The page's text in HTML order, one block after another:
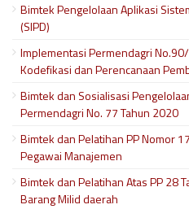
Bimtek Pengelolaan Aplikasi
(SIPD)
Implementasi Permendagri
Kodefikasi dan Perencanaan
Bimtek dan Sosialisasi
Permendagri No. 77 Tahun 2020
Bimtek dan Pelatihan PP Nomor
Pegawai Manajemen
Bimtek dan Pelatihan Atas PP 28
Barang Milid daerah